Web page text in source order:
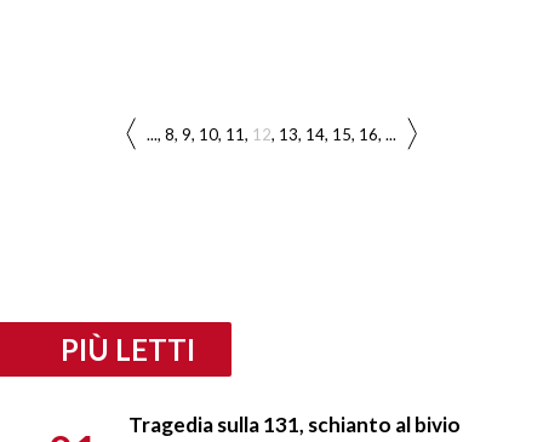
... 8 9 10 11 12 13 14 15 16 ...
PIÙ LETTI
Tragedia sulla 131, schianto al bivio